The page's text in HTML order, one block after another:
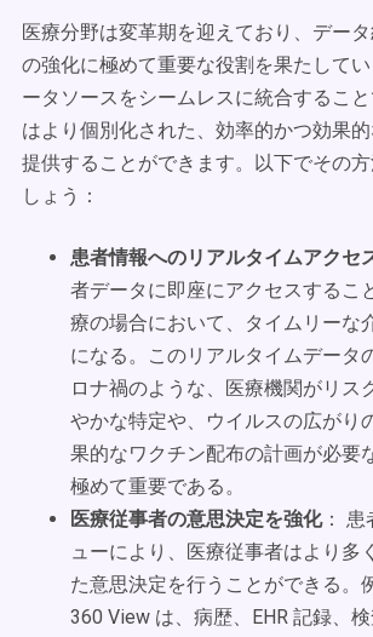
医療分野は変革期を迎えており、デー
の強化に極めて重要な役割を果たして
ータソースをシームレスに統合するこ
はより個別化された、効率的かつ効果
提供することができます。以下でその
しょう：
患者情報へのリアルタイムアクセ
者データに即座にアクセスするこ
療の場合において、タイムリーな
になる。このリアルタイムデータ
ロナ禍のような、医療機関がリス
やかな特定や、ウイルスの広がり
果的なワクチン配布の計画が必要
極めて重要である。
医療従事者の意思決定を強化： 患
ューにより、医療従事者はより多
た意思決定を行うことができる。
360 View は、病歴、EHR 記録、